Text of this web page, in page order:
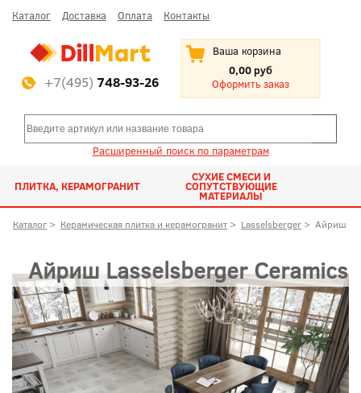
Каталог Доставка Оплата Контакты
+7(495) 748-93-26
Ваша корзина
0,00 руб
Оформить заказ
Расширенный поиск по параметрам
ПЛИТКА, КЕРАМОГРАНИТ
СУХИЕ СМЕСИ И
СОПУТСТВУЮЩИЕ
МАТЕРИАЛЫ
Каталог > Керамическая плитка и керамогранит > Lasselsberger > Айриш
Айриш Lasselsberger Ceramics